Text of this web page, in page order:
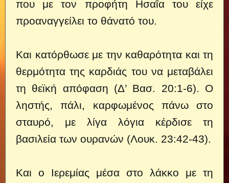
που με τον προφήτη Ησαΐα του είχε
προαναγγείλει το θάνατό του.
Και κατόρθωσε με την καθαρότητα και τη
θερμότητα της καρδιάς του να μεταβάλει
τη θεϊκή απόφαση (Δ’ Βασ. 20:1-6). Ο
ληστής, πάλι, καρφωμένος πάνω στο
σταυρό, με λίγα λόγια κέρδισε τη
βασιλεία των ουρανών (Λουκ. 23:42-43).
Και ο Ιερεμίας μέσα στο λάκκο με τη